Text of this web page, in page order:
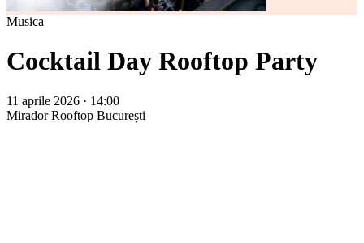
Musica
Cocktail Day Rooftop Party
11 aprile 2026 · 14:00
Mirador Rooftop București